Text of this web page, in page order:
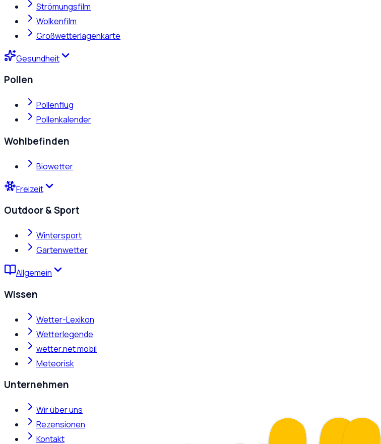
Strömungsfilm
Wolkenfilm
Großwetterlagenkarte
Gesundheit
Pollen
Pollenflug
Pollenkalender
Wohlbefinden
Biowetter
Freizeit
Outdoor & Sport
Wintersport
Gartenwetter
Allgemein
Wissen
Wetter-Lexikon
Wetterlegende
wetter.net mobil
Meteorisk
Unternehmen
Wir über uns
Rezensionen
Kontakt